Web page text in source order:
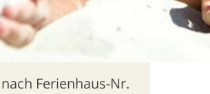
Ferienhaus-Nr.